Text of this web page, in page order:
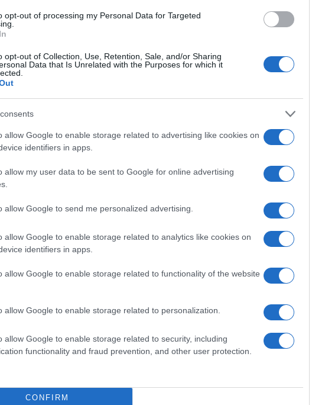
opt-out of processing my Personal Data for Targeted
opt-out of Collection, Use, Retention, Sale, and/or Sharing
Data that Is Unrelated with the Purposes for which it
allow Google to enable storage related to advertising like cookies on
identifiers in apps.
allow my user data to be sent to Google for online advertising
allow Google to send me personalized advertising.
allow Google to enable storage related to analytics like cookies on
identifiers in apps.
allow Google to enable storage related to functionality of the website
allow Google to enable storage related to personalization.
allow Google to enable storage related to security, including
functionality and fraud prevention, and other user protection.
CONFIRM
numerosi ospiti desiderosi di scoprire in
Durante i giorni intensi della
in un’atmosfera unica, dove ogni dettaglio
a Varsavia, trae ispirazione dai classici
di modernità. Reserved non si limita a citare
e ’80; piuttosto, si dedica a una
e libero, tenendo conto delle esigenze
occasione
versatilità, offrendo capi adatti sia al
spaziano da minigonne e gonne midi
Al tempo stesso, si possono trovare pantaloni
che arricchiscono il guardaroba femminile.